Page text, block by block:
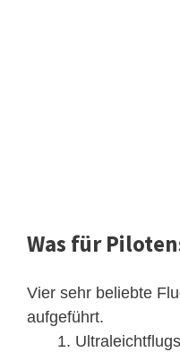
Was für
Vier sehr beliebte
aufgeführt.